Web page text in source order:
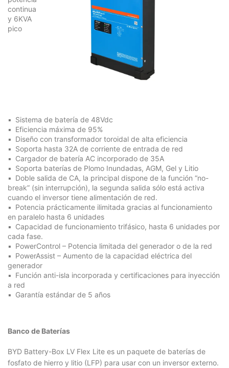
continua
y 6KVA
pico
Sistema de batería de 48Vdc
Eficiencia máxima de 95%
Diseño con transformador toroidal de alta eficiencia
Soporta hasta 32A de corriente de entrada de red
Cargador de batería AC incorporado de 35A
Soporta baterías de Plomo Inundadas, AGM, Gel y Litio
Doble salida de CA, la principal dispone de la función “no-
break” (sin interrupción), la segunda salida sólo está activa
cuando el inversor tiene alimentación de red.
Potencia prácticamente ilimitada gracias al funcionamiento
en paralelo hasta 6 unidades
Capacidad de funcionamiento trifásico, hasta 6 unidades por
cada fase.
PowerControl – Potencia limitada del generador o de la red
PowerAssist – Aumento de la capacidad eléctrica del
generador
Función anti-isla incorporada y certificaciones para inyección
a red
Garantía estándar de 5 años
Banco de Baterías
BYD Battery-Box LV Flex Lite es un paquete de baterías de
fosfato de hierro y litio (LFP) para usar con un inversor externo.